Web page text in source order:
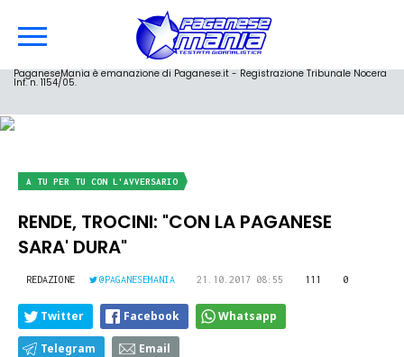
PaganeseMania è emanazione di Paganese.it - Registrazione Tribunale Nocera
Inf. n. 1154/05.
A TU PER TU CON L'AVVERSARIO
RENDE, TROCINI: "CON LA PAGANESE
SARA' DURA"
REDAZIONE @PAGANESEMANIA 21.10.2017 08:55 111 0
Twitter Facebook Whatsapp
Telegram Email